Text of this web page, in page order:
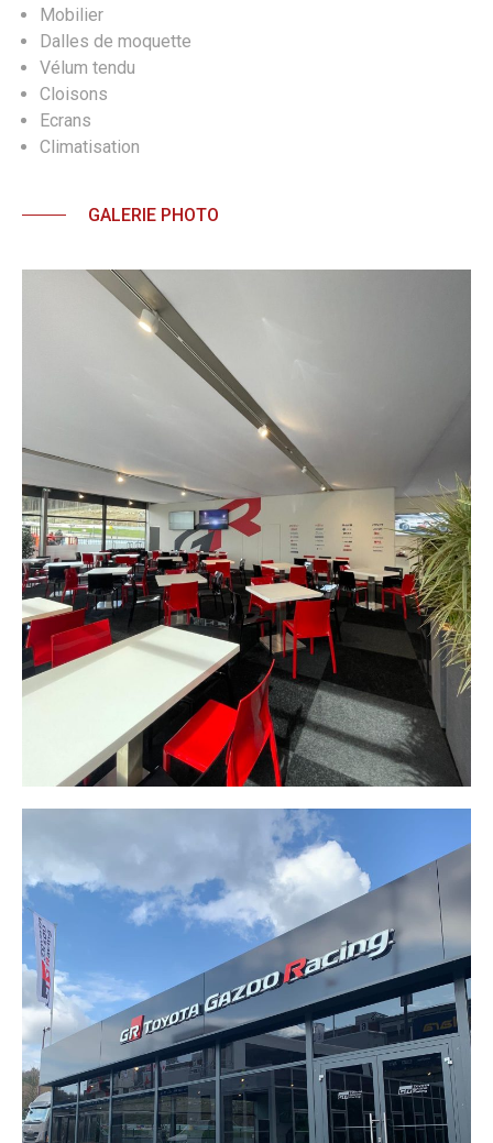
Mobilier
Dalles de moquette
Vélum tendu
Cloisons
Ecrans
Climatisation
GALERIE PHOTO